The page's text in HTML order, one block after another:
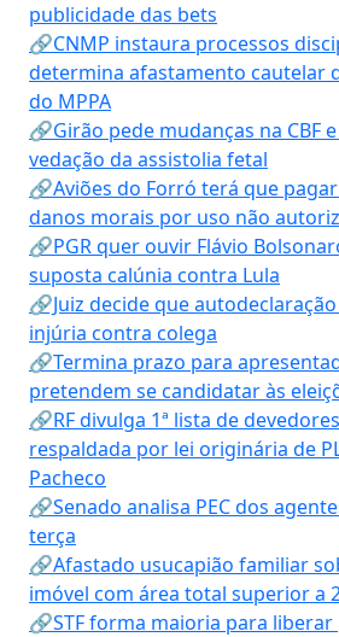
publicidade das bets
🔗CNMP instaura processos
determina afastamento cautelar
do MPPA
🔗Girão pede mudanças na CBF
vedação da assistolia fetal
🔗Aviões do Forró terá que
danos morais por uso não
🔗PGR quer ouvir Flávio
suposta calúnia contra Lula
🔗Juiz decide que
injúria contra colega
🔗Termina prazo para
pretendem se candidatar às
🔗RF divulga 1ª lista de
respaldada por lei originária de
Pacheco
🔗Senado analisa PEC dos
terça
🔗Afastado usucapião familiar
imóvel com área total superior a
🔗STF forma maioria para